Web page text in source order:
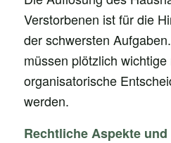
Verstorbenen ist für die
der schwersten
müssen plötzlich
organisatorische
werden.
Rechtliche Aspekte und